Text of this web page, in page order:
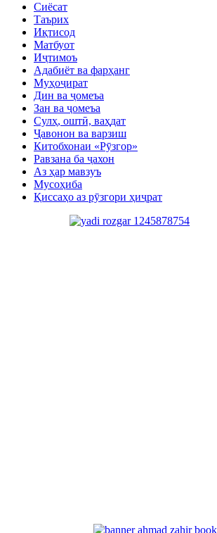
Сиёсат
Таърих
Иқтисод
Матбуот
Иҷтимоъ
Адабиёт ва фарҳанг
Муҳоҷират
Дин ва ҷомеъа
Зан ва ҷомеъа
Сулҳ, оштӣ, ваҳдат
Ҷавонон ва варзиш
Китобхонаи «Рӯзгор»
Равзана ба ҷахон
Аз ҳар мавзуъ
Мусоҳиба
Қиссаҳо аз рӯзгори ҳиҷрат